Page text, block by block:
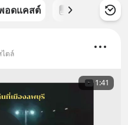
อดแคสต์
ไตล์
1:41